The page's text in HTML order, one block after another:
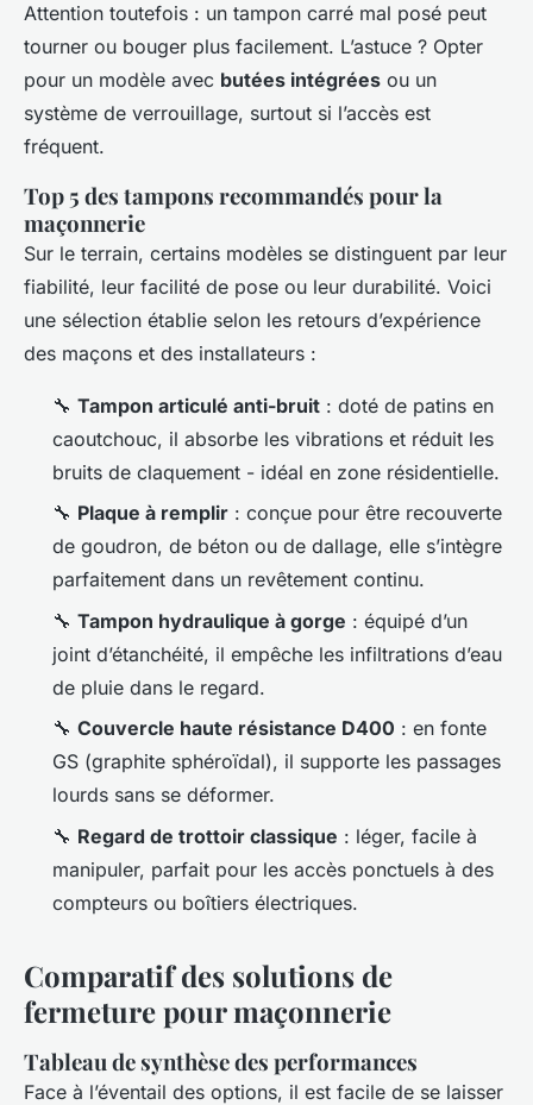
Attention toutefois : un tampon carré mal posé peut
tourner ou bouger plus facilement. L’astuce ? Opter
pour un modèle avec butées intégrées ou un
système de verrouillage, surtout si l’accès est
fréquent.
Top 5 des tampons recommandés pour la
maçonnerie
Sur le terrain, certains modèles se distinguent par leur
fiabilité, leur facilité de pose ou leur durabilité. Voici
une sélection établie selon les retours d’expérience
des maçons et des installateurs :
🔧 Tampon articulé anti-bruit : doté de patins en
caoutchouc, il absorbe les vibrations et réduit les
bruits de claquement - idéal en zone résidentielle.
🔧 Plaque à remplir : conçue pour être recouverte
de goudron, de béton ou de dallage, elle s’intègre
parfaitement dans un revêtement continu.
🔧 Tampon hydraulique à gorge : équipé d’un
joint d’étanchéité, il empêche les infiltrations d’eau
de pluie dans le regard.
🔧 Couvercle haute résistance D400 : en fonte
GS (graphite sphéroïdal), il supporte les passages
lourds sans se déformer.
🔧 Regard de trottoir classique : léger, facile à
manipuler, parfait pour les accès ponctuels à des
compteurs ou boîtiers électriques.
Comparatif des solutions de
fermeture pour maçonnerie
Tableau de synthèse des performances
Face à l’éventail des options, il est facile de se laisser